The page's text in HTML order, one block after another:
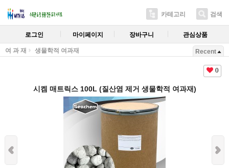
카테고리 검색
로그인 마이페이지 장바구니 관심상품
여 과 재 생물학적 여과재 Recent
0
시켐 매트릭스 100L (질산염 제거 생물학적 여과재)